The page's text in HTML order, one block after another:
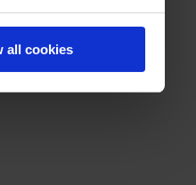
all cookies